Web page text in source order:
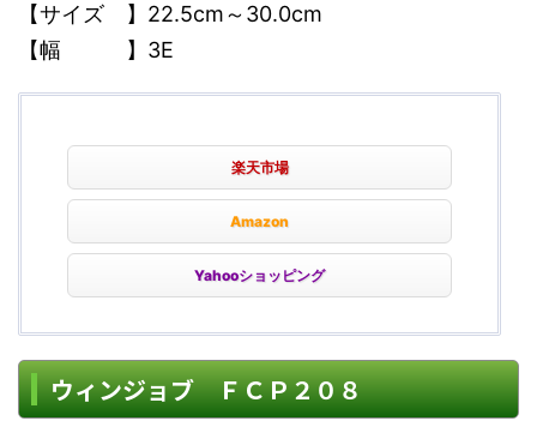
【サイズ 】22.5cm～30.0cm
【幅 】3E
楽天市場
Amazon
Yahooショッピング
ウィンジョブ ＦＣＰ２０８